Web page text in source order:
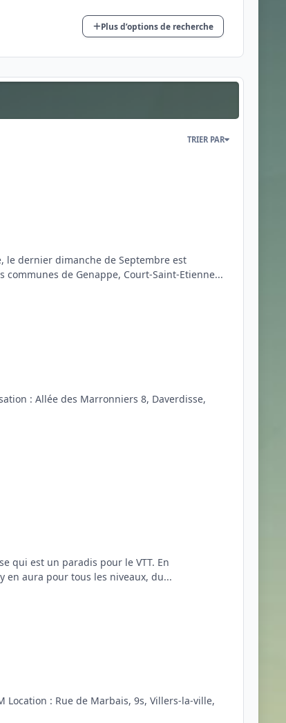
Plus d’options de recherche
TRIER PAR
le dernier dimanche de Septembre est
communes de Genappe, Court-Saint-Etienne...
: Allée des Marronniers 8, Daverdisse,
qui est un paradis pour le VTT. En
en aura pour tous les niveaux, du...
Location : Rue de Marbais, 9s, Villers-la-ville,